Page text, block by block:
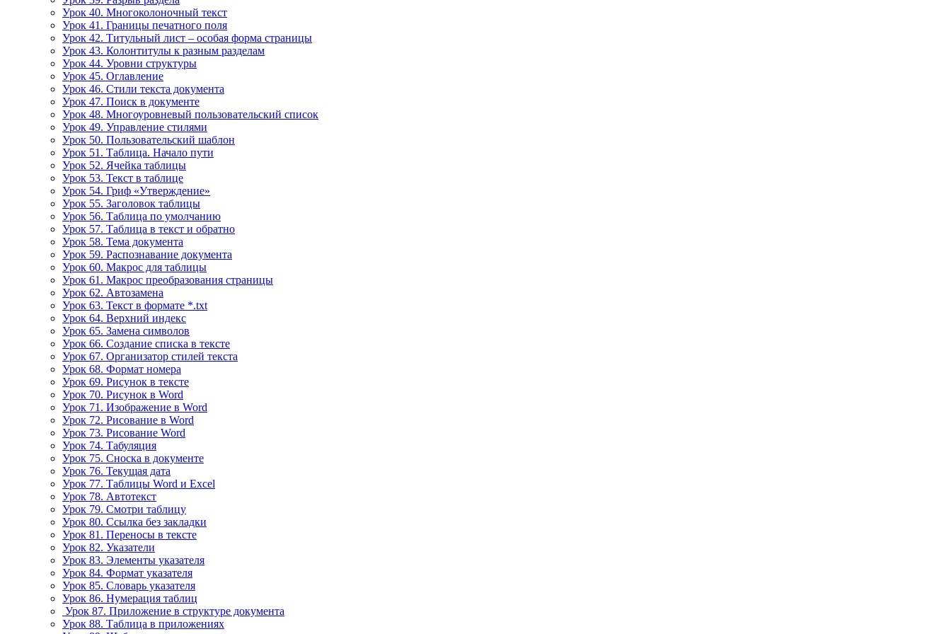
Урок 40. Многоколоночный текст
Урок 41. Границы печатного поля
Урок 42. Титульный лист – особая форма страницы
Урок 43. Колонтитулы к разным разделам
Урок 44. Уровни структуры
Урок 45. Оглавление
Урок 46. Стили текста документа
Урок 47. Поиск в документе
Урок 48. Многоуровневый пользовательский список
Урок 49. Управление стилями
Урок 50. Пользовательский шаблон
Урок 51. Таблица. Начало пути
Урок 52. Ячейка таблицы
Урок 53. Текст в таблице
Урок 54. Гриф «Утверждение»
Урок 55. Заголовок таблицы
Урок 56. Таблица по умолчанию
Урок 57. Таблица в текст и обратно
Урок 58. Тема документа
Урок 59. Распознавание документа
Урок 60. Макрос для таблицы
Урок 61. Макрос преобразования страницы
Урок 62. Автозамена
Урок 63. Текст в формате *.txt
Урок 64. Верхний индекс
Урок 65. Замена символов
Урок 66. Создание списка в тексте
Урок 67. Организатор стилей текста
Урок 68. Формат номера
Урок 69. Рисунок в тексте
Урок 70. Рисунок в Word
Урок 71. Изображение в Word
Урок 72. Рисование в Word
Урок 73. Рисование Word
Урок 74. Табуляция
Урок 75. Сноска в документе
Урок 76. Текущая дата
Урок 77. Таблицы Word и Excel
Урок 78. Автотекст
Урок 79. Смотри таблицу
Урок 80. Ссылка без закладки
Урок 81. Переносы в тексте
Урок 82. Указатели
Урок 83. Элементы указателя
Урок 84. Формат указателя
Урок 85. Словарь указателя
Урок 86. Нумерация таблиц
Урок 87. Приложение в структуре документа
Урок 88. Таблица в приложениях